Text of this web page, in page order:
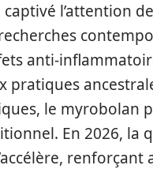
captivé l’attention
anti-
pratiques
le myrobolan
En 2026, la